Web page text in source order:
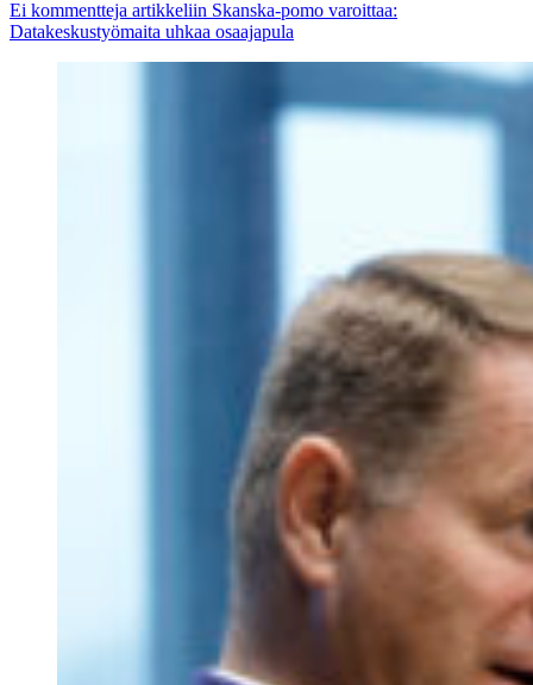
Ei kommentteja artikkeliin Skanska-pomo varoittaa:
Datakeskustyömaita uhkaa osaajapula